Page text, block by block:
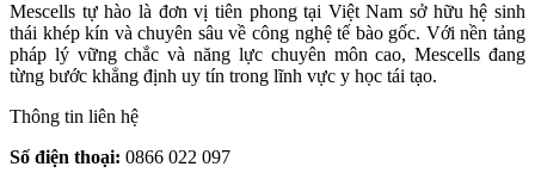
Mescells tự hào là đơn vị tiên phong tại Việt Nam sở hữu hệ sinh
thái khép kín và chuyên sâu về công nghệ tế bào gốc. Với nền tảng
pháp lý vững chắc và năng lực chuyên môn cao, Mescells đang
từng bước khẳng định uy tín trong lĩnh vực y học tái tạo.
Thông tin liên hệ
Số điện thoại: 0866 022 097